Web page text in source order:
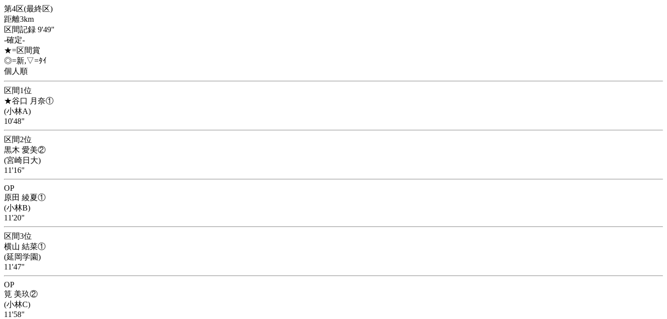
第4区(最終区)
距離3km
区間記録 9'49"
-確定-
★=区間賞
◎=新,▽=ﾀｲ
個人順
区間1位
★谷口 月奈①
(小林A)
10'48"
区間2位
黒木 愛美②
(宮崎日大)
11'16"
OP
原田 綾夏①
(小林B)
11'20"
区間3位
横山 結菜①
(延岡学園)
11'47"
OP
筧 美玖②
(小林C)
11'58"